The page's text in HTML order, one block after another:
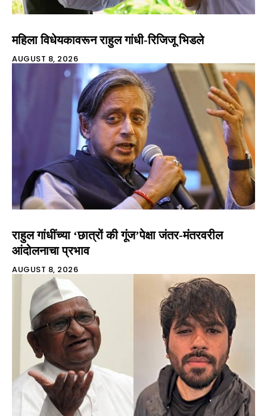
महिला विधेयकावरून राहुल गांधी-रिजिजू भिडले
AUGUST 8, 2026
राहुल गांधींच्या ‘छात्रों की गूंज’पेक्षा जंतर-मंतरवरील
आंदोलनाचा प्रभाव
AUGUST 8, 2026